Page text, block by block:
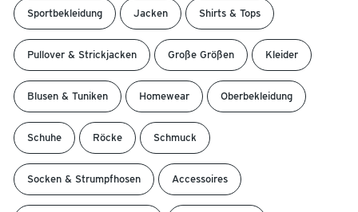
Sportbekleidung Jacken Shirts & Tops
Pullover & Strickjacken Große Größen Kleider
Blusen & Tuniken Homewear Oberbekleidung
Schuhe Röcke Schmuck
Socken & Strumpfhosen Accessoires